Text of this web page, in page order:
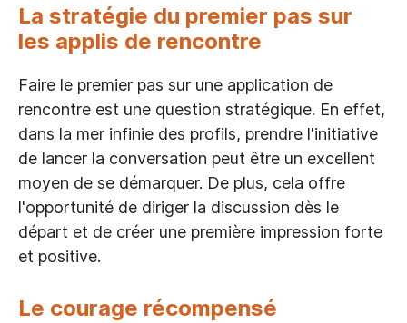
La stratégie du premier pas sur
les applis de rencontre
Faire le premier pas sur une application de
rencontre est une question stratégique. En effet,
dans la mer infinie des profils, prendre l'initiative
de lancer la conversation peut être un excellent
moyen de se démarquer. De plus, cela offre
l'opportunité de diriger la discussion dès le
départ et de créer une première impression forte
et positive.
Le courage récompensé